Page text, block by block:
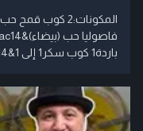
باردة1 كوب سكر1 إلى 1&frac14; كوب دبس ....